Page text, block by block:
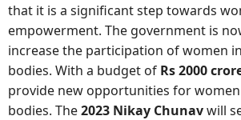
that it is a significant step towards
empowerment. The government is
increase the participation of women
bodies. With a budget of Rs 2000
provide new opportunities for
bodies. The2023 Nikay Chunavwill